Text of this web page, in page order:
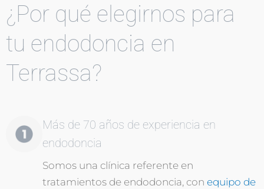
¿Por qué elegirnos para
tu endodoncia en
Terrassa?
Más de 70 años de experiencia en
endodoncia
Somos una clínica referente en
tratamientos de endodoncia, con equipo de